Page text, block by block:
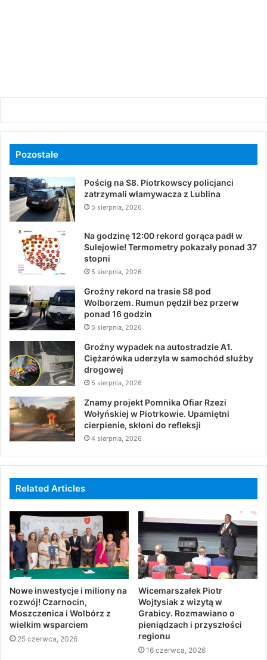
Pozostałe
Pościg na S8. Piotrkowscy policjanci
zatrzymali włamywacza z Lublina
5 sierpnia, 2026
Na godzinę 12:00 rekord gorąca padł w
Sulejowie! Termometry pokazały ponad 37
stopni
5 sierpnia, 2026
Groźny rekord na trasie S8 pod
Wolborzem. Rumun pędził bez przerw
ponad 16 godzin
5 sierpnia, 2026
Groźny wypadek na autostradzie A1.
Ciężarówka uderzyła w samochód służby
drogowej
5 sierpnia, 2026
Znamy projekt Pomnika Ofiar Rzezi
Wołyńskiej w Piotrkowie. Upamiętni
cierpienie, skłoni do refleksji
4 sierpnia, 2026
Related Articles
Nowe inwestycje i miliony na
rozwój! Czarnocin,
Moszczenica i Wolbórz z
wielkim wsparciem
25 czerwca, 2026
Wicemarszałek Piotr
Wojtysiak z wizytą w
Grabicy. Rozmawiano o
pieniądzach i przyszłości
regionu
16 czerwca, 2026